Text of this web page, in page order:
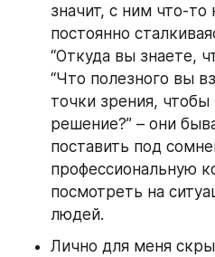
значит, с ним что-
постоянно
“Откуда вы знаете,
“Что полезного вы
точки зрения,
решение?” – они
поставить под
профессиональную
посмотреть на
людей.
Лично для меня